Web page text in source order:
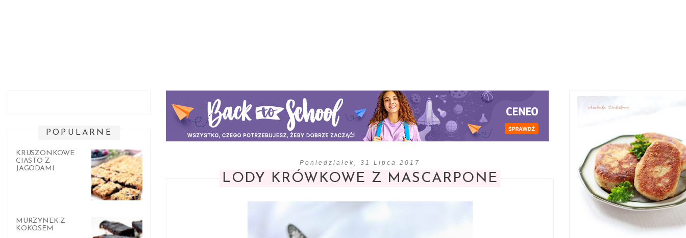
Poniedziałek, 31 Lipca 2017
LODY KRÓWKOWE Z MASCARPONE
POPULARNE
KRUSZONKOWE
CIASTO Z
JAGODAMI
MURZYNEK Z
KOKOSEM